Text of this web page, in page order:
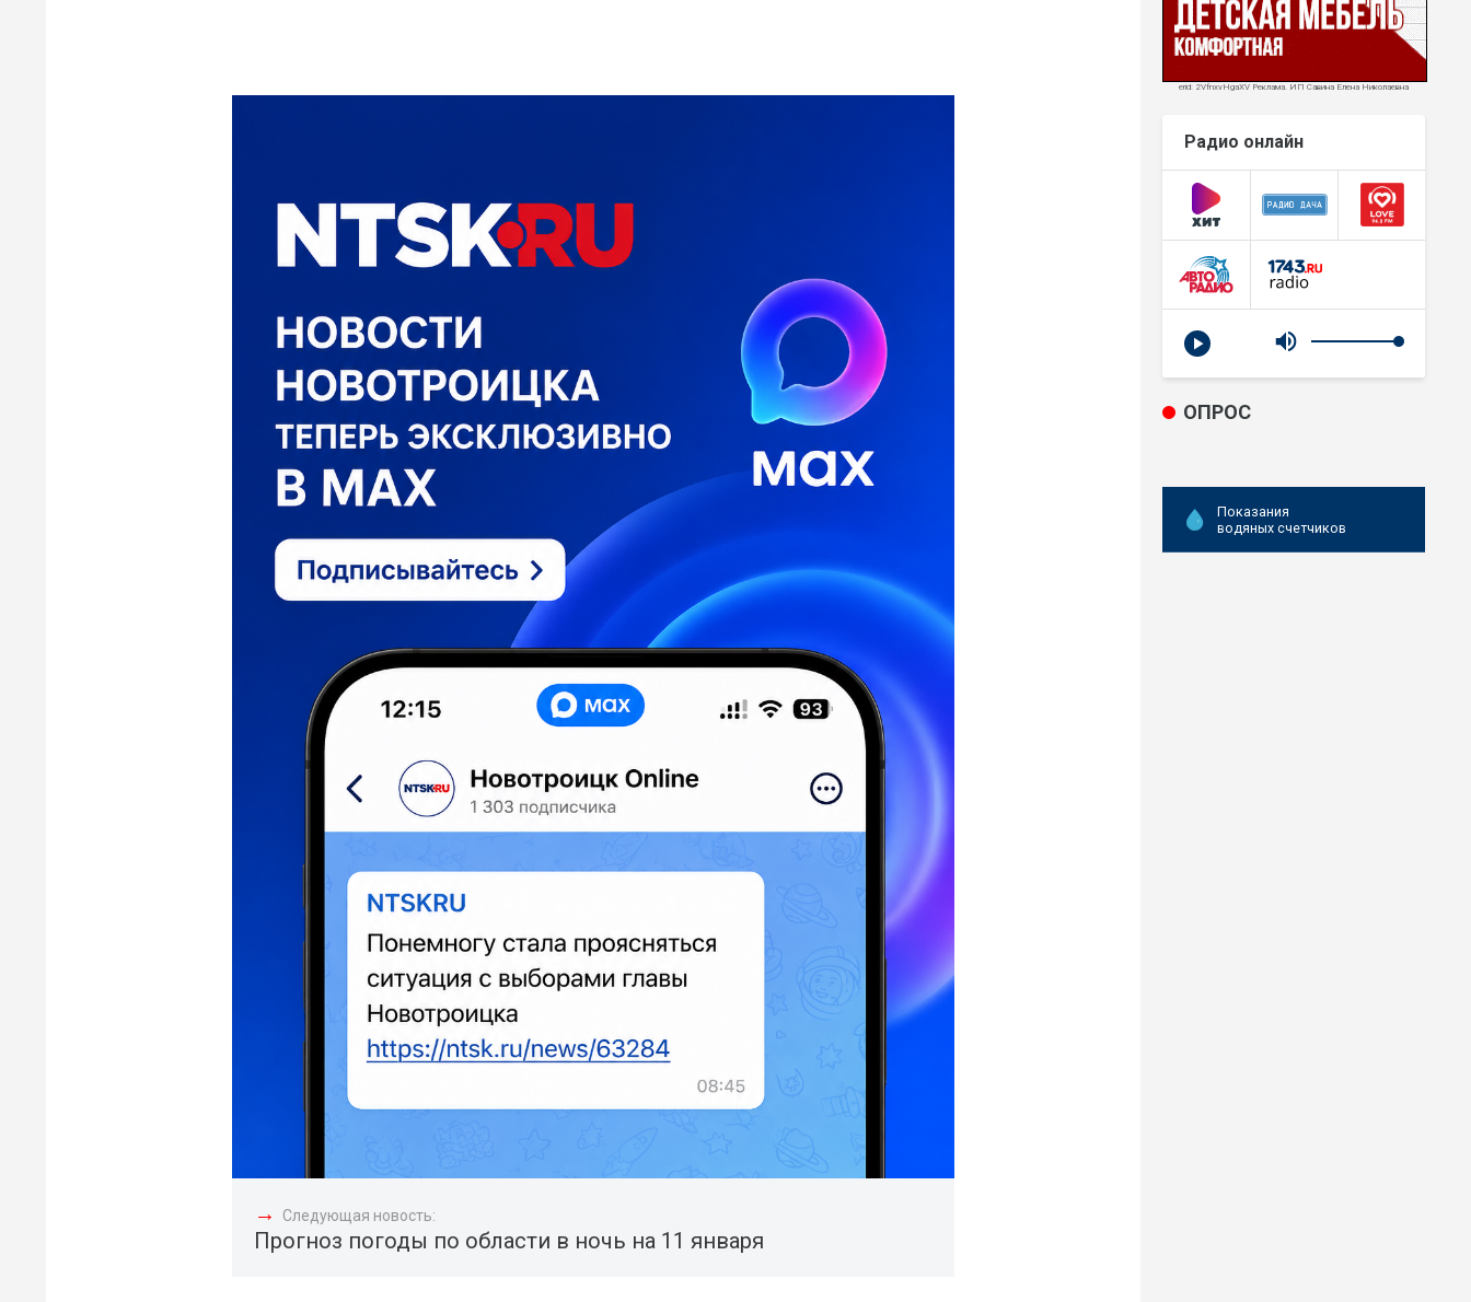
→ Следующая новость:
Прогноз погоды по области в ночь на 11 января
erid: 2VfnxvHgaXV Реклама. ИП Савина Елена Николаевна
Радио онлайн
ОПРОС
Показания
водяных счетчиков